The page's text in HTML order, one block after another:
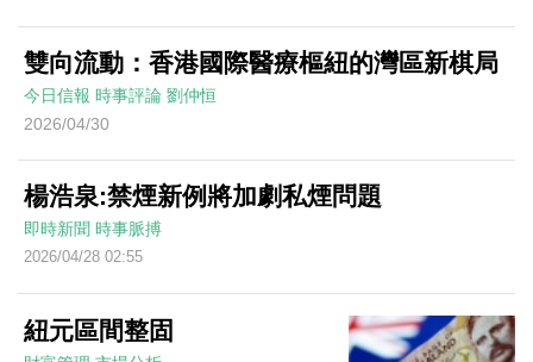
雙向流動：香港國際醫療樞紐的灣區新棋局
今日信報 時事評論 劉仲恒
2026/04/30
楊浩泉:禁煙新例將加劇私煙問題
即時新聞 時事脈搏
2026/04/28 02:55
紐元區間整固